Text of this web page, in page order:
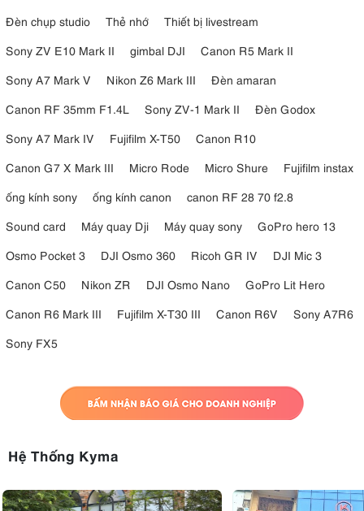
Đèn chụp studio
Thẻ nhớ
Thiết bị livestream
Sony ZV E10 Mark II
gimbal DJI
Canon R5 Mark II
Sony A7 Mark V
Nikon Z6 Mark III
Đèn amaran
Canon RF 35mm F1.4L
Sony ZV-1 Mark II
Đèn Godox
Sony A7 Mark IV
Fujifilm X-T50
Canon R10
Canon G7 X Mark III
Micro Rode Micro Shure
Fujifilm instax
ống kính sony
ống kính canon
canon RF 28 70 f2.8
Sound card
Máy quay Dji Máy quay sony
GoPro hero 13
Osmo Pocket 3
DJI Osmo 360 Ricoh GR IV
DJI Mic 3
Canon C50
Nikon ZR DJI Osmo Nano
GoPro Lit Hero
Canon R6 Mark III
Fujifilm X-T30 III Canon R6V
Sony A7R6
Sony FX5
Hệ Thống Kyma